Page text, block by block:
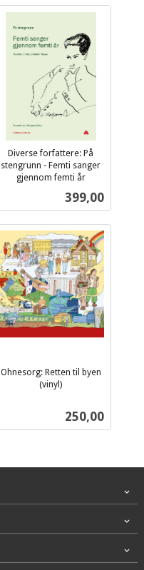
Diverse forfattere: På
stengrunn - Femti sanger
gjennom femti år
Pris
399,00
Ohnesorg: Retten til byen
(vinyl)
Pris
250,00